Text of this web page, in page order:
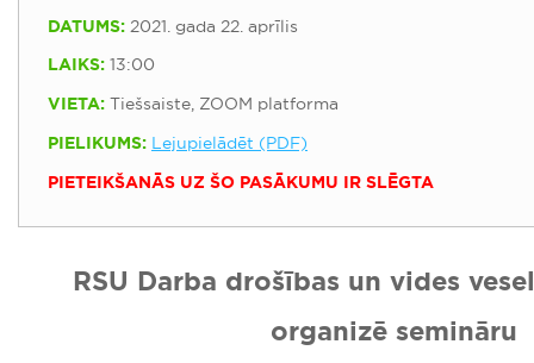
DATUMS: 2021. gada 22. aprīlis
LAIKS: 13:00
VIETA: Tiešsaiste, ZOOM platforma
PIELIKUMS: Lejupielādēt (PDF)
PIETEIKŠANĀS UZ ŠO PASĀKUMU IR SLĒGTA
RSU Darba drošības un vides
organizē semināru